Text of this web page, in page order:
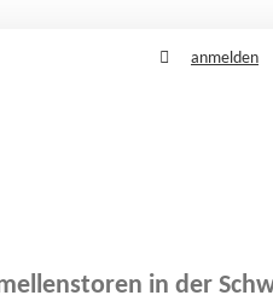
anmelden
in der